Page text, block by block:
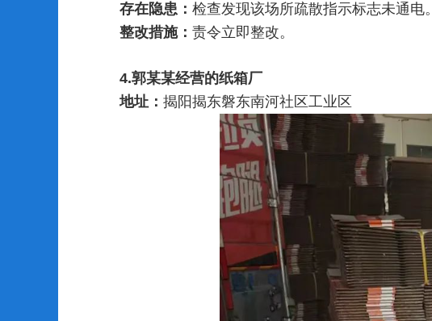
存在隐患： 检查发现该场所疏散指示标志未通电。
整改措施： 责令立即整改。
4.郭某某经营的纸箱厂
地址： 揭阳揭东磐东南河社区工业区